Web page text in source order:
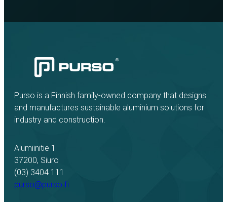
Purso is a Finnish family-owned company that designs
and manufactures sustainable aluminium solutions for
industry and construction.
Alumiinitie 1
37200, Siuro
(03) 3404 111
purso@purso.fi